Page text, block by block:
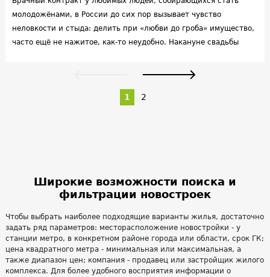
молодожёнами, в России до сих пор вызывает чувство
неловкости и стыда: делить при «любви до гроба» имущество,
часто ещё не нажитое, как-то неудобно. Накануне свадьбы
считается чем-то меркантильным и непорядочным. А зря.
1 2
Широкие возможности поиска и
фильтрации новостроек
Чтобы выбрать наиболее подходящие варианты жилья, достаточно
задать ряд параметров: месторасположение новостройки - у
станции метро, в конкретном районе города или области, срок ГК;
цена квадратного метра - минимальная или максимальная, а
также диапазон цен; компания - продавец или застройщик жилого
комплекса. Для более удобного восприятия информации о